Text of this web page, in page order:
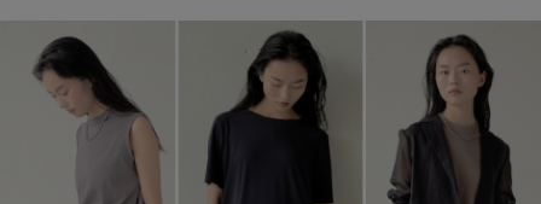
ブランド
最旬！トレンドワード
会員情報
アカウント連携